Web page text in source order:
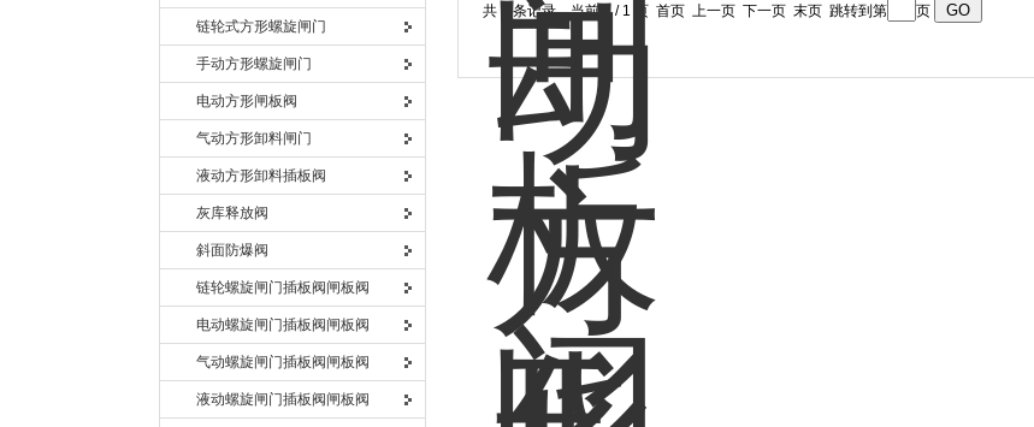
链轮式方形螺旋闸门
手动方形螺旋闸门
电动方形闸板阀
气动方形卸料闸门
液动方形卸料插板阀
灰库释放阀
斜面防爆阀
链轮螺旋闸门插板阀闸板阀
电动螺旋闸门插板阀闸板阀
气动螺旋闸门插板阀闸板阀
液动螺旋闸门插板阀闸板阀
共 2 条记录，当前 1 / 1 页 首页 上一页 下一页 末页 跳转到第 页